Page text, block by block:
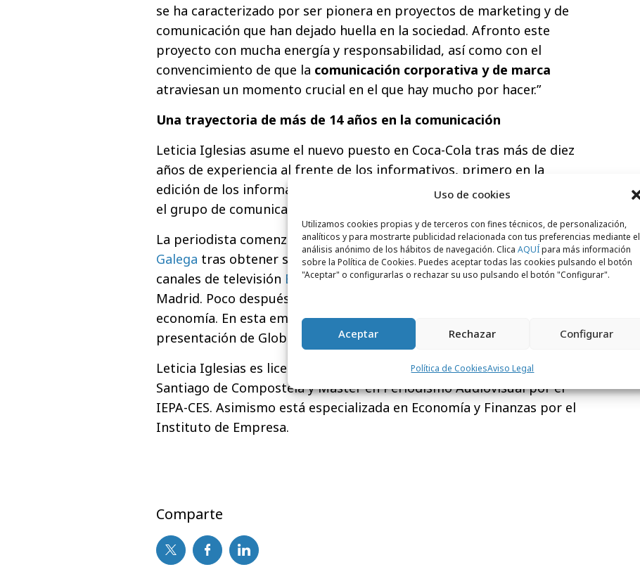
Uso de cookies
Utilizamos cookies propias y de terceros con fines técnicos, de personalización,
analíticos y para mostrarte publicidad relacionada con tus preferencias mediante el
análisis anónimo de los hábitos de navegación. Clica AQUÍpara más información
sobre la Política de Cookies. Puedes aceptar todas las cookies pulsando el botón
"Aceptar" o configurarlas o rechazar su uso pulsando el botón "Configurar".
Aceptar Rechazar Configurar
Política de CookiesAviso Legal
se ha caracterizado por ser pionera en proyectos de marketing y de
comunicación que han dejado huella en la sociedad. Afronto este
proyecto con mucha energía y responsabilidad, así como con el
convencimiento de que la comunicación corporativa y de marca
atraviesan un momento crucial en el que hay mucho por hacer.”
Una trayectoria de más de 14 años en la comunicación
Leticia Iglesias asume el nuevo puesto en Coca-Cola tras más de diez
años de experiencia al frente de los informativos, primero en la
edición de los informativos de CNN+ (2004) y, seis años después para
el grupo de comunicación
La periodista comenzó su andadura enTelevisión EspañolayRadio
Galega tras obtener su licenciatura aunque también pasó por los
canales de televisión Expansión TVcomo corresponsal de la Bolsa de
Madrid. Poco después, en 2004, comenzó en
economía. En esta emisora compaginó su trabajo de redacción con la
presentación de Globoeconomía.
Leticia Iglesias es licenciada en Periodismo en la Universidad de
Santiago de Compostela y Máster en Periodismo Audiovisual por el
IEPA-CES. Asimismo está especializada en Economía y Finanzas por el
Instituto de Empresa.
Comparte